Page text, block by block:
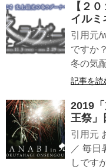
【２
イルミ
引用元/
ですか
冬の気
記事を読
2019
王祭」
引用元
／ 毎日
しです